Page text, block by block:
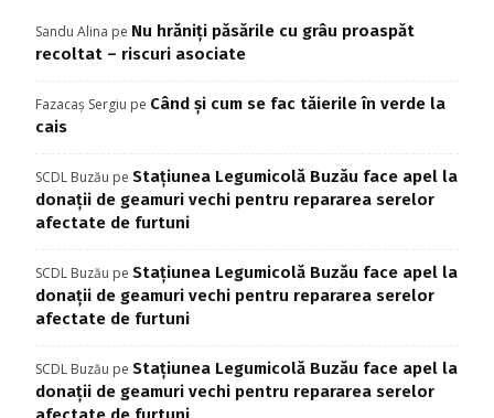
Sandu Alina pe Nu hrăniți păsările cu grâu proaspăt
recoltat – riscuri asociate
Fazacaș Sergiu pe Când și cum se fac tăierile în verde la
cais
SCDL Buzău pe Stațiunea Legumicolă Buzău face apel la
donații de geamuri vechi pentru repararea serelor
afectate de furtuni
SCDL Buzău pe Stațiunea Legumicolă Buzău face apel la
donații de geamuri vechi pentru repararea serelor
afectate de furtuni
SCDL Buzău pe Stațiunea Legumicolă Buzău face apel la
donații de geamuri vechi pentru repararea serelor